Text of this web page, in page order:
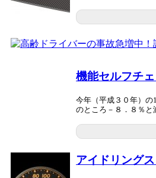
機能セルフチ
今年（平成３０年）
のところ－８．８％と
アイドリング